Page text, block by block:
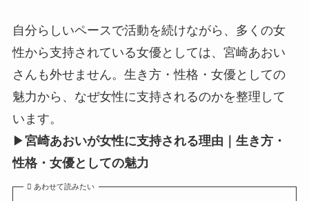
自分らしいペースで活動を続けながら、多くの女
性から支持されている女優としては、宮崎あおい
さんも外せません。生き方・性格・女優としての
魅力から、なぜ女性に支持されるのかを整理して
います。
▶宮崎あおいが女性に支持される理由｜生き方・
性格・女優としての魅力
あわせて読みたい